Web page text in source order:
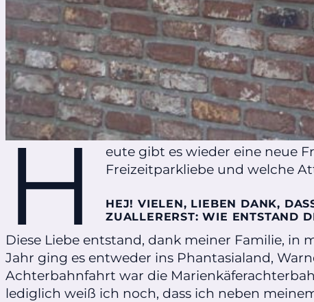
H
eute gibt es wieder eine neue
Freizeitparkliebe und welche
HEJ! VIELEN, LIEBEN DANK,
ZUALLERERST: WIE ENTSTAND
Diese Liebe entstand, dank meiner Familie, in
Jahr ging es entweder ins Phantasialand,
Achterbahnfahrt war die
lediglich weiß ich noch, dass ich neben